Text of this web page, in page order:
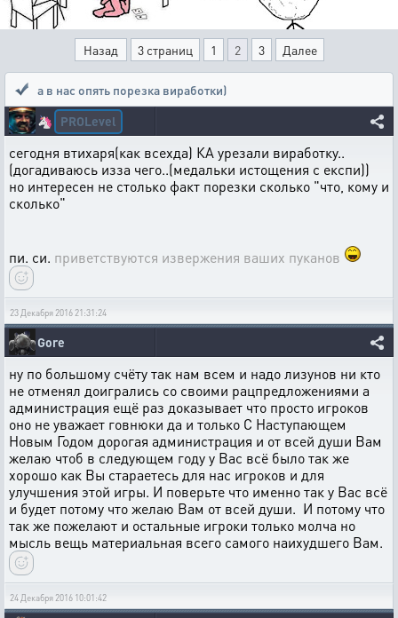
Назад 3 страниц 1 2 3 Далее
а в нас опять порезка виработки)
🦄
PROLevel
сегодня втихаря(как всехда) КА урезали виработку..
(догадиваюсь изза чего..(медальки истощения с експи))
но интересен не столько факт порезки сколько "что, кому и
сколько"
пи. си. приветствуются извержения ваших пуканов
23 Декабря 2016 21:31:24
Gore
ну по большому счёту так нам всем и надо лизунов ни кто
не отменял доигрались со своими рацпредложениями а
администрация ещё раз доказывает что просто игроков
оно не уважает говнюки да и только С Наступающем
Новым Годом дорогая администрация и от всей души Вам
желаю чтоб в следующем году у Вас всё было так же
хорошо как Вы стараетесь для нас игроков и для
улучшения этой игры. И поверьте что именно так у Вас всё
и будет потому что желаю Вам от всей души. И потому что
так же пожелают и остальные игроки только молча но
мысль вещь материальная всего самого наихудшего Вам.
24 Декабря 2016 10:01:42